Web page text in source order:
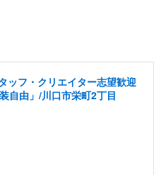
ッフ・クリエイター志望歓迎
自由」/川口市栄町2丁目